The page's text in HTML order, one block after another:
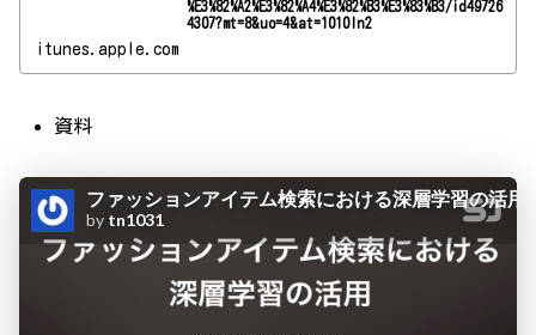
%E3%82%A2%E3%82%A4%E3%82%B3%E3%83%B3/id49726
4307?mt=8&uo=4&at=1010ln2
itunes.apple.com
資料